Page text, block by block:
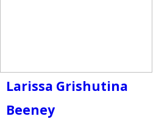
Larissa Grishutina
Beeney